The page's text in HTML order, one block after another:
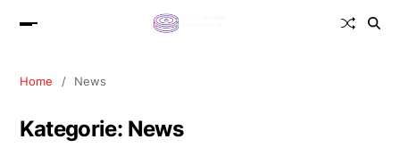
Home News
Kategorie: News